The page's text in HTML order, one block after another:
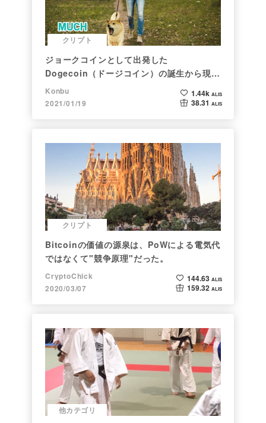
クリプト
ジョークコインとして出発した
Dogecoin（ドージコイン）の誕生から現在
まで。注目される非証券性🐶
Konbu
2021/01/19
1.44k ALIS
38.31 ALIS
クリプト
Bitcoinの価値の源泉は、PoWによる電気代
ではなくて"競争原理"だった。
CryptoChick
2020/03/07
144.63 ALIS
159.32 ALIS
他カテゴリ